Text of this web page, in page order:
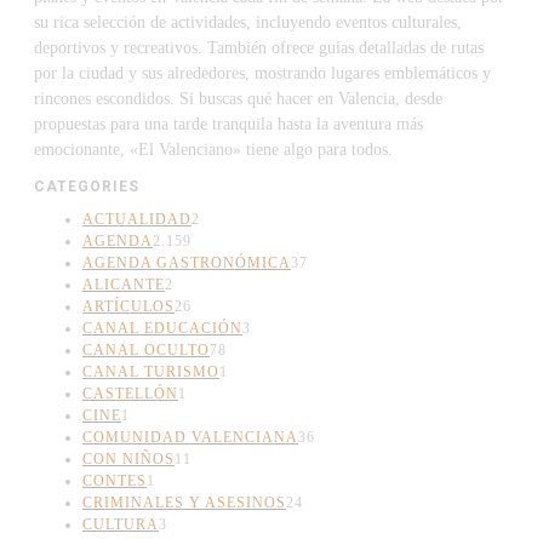
su rica selección de actividades, incluyendo eventos culturales,
deportivos y recreativos. También ofrece guías detalladas de rutas
por la ciudad y sus alrededores, mostrando lugares emblemáticos y
rincones escondidos. Si buscas qué hacer en Valencia, desde
propuestas para una tarde tranquila hasta la aventura más
emocionante, «El Valenciano» tiene algo para todos.
CATEGORIES
ACTUALIDAD 2
AGENDA2.159
AGENDA GASTRONÓMICA37
ALICANTE2
ARTÍCULOS 26
CANAL EDUCACIÓN 3
CANAL OCULTO 78
CANAL TURISMO 1
CASTELLÓN 1
CINE1
COMUNIDAD VALENCIANA36
CON NIÑOS 11
CONTES 1
CRIMINALES Y ASESINOS 24
CULTURA3